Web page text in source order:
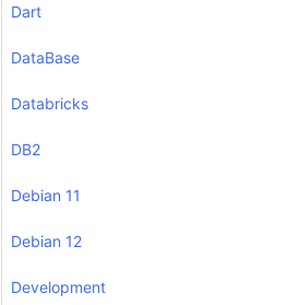
Dart
DataBase
Databricks
DB2
Debian 11
Debian 12
Development